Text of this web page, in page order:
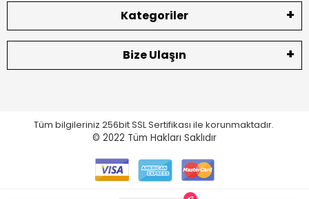
Kategoriler
Bize Ulaşın
Tüm bilgileriniz 256bit SSL Sertifikası ile korunmaktadır.
© 2022 Tüm Hakları Saklıdır